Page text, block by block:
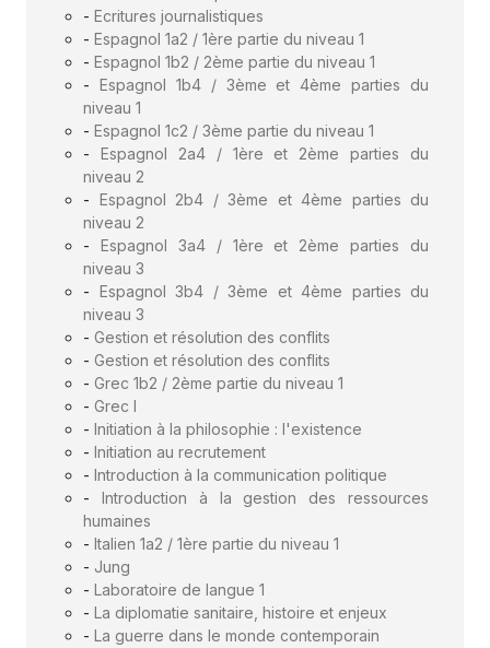
- Ecritures journalistiques
- Espagnol 1a2 / 1ère partie du niveau 1
- Espagnol 1b2 / 2ème partie du niveau 1
- Espagnol 1b4 / 3ème et 4ème parties du
niveau 1
- Espagnol 1c2 / 3ème partie du niveau 1
- Espagnol 2a4 / 1ère et 2ème parties du
niveau 2
- Espagnol 2b4 / 3ème et 4ème parties du
niveau 2
- Espagnol 3a4 / 1ère et 2ème parties du
niveau 3
- Espagnol 3b4 / 3ème et 4ème parties du
niveau 3
- Gestion et résolution des conflits
- Gestion et résolution des conflits
- Grec 1b2 / 2ème partie du niveau 1
- Grec I
- Initiation à la philosophie : l'existence
- Initiation au recrutement
- Introduction à la communication politique
- Introduction à la gestion des ressources
humaines
- Italien 1a2 / 1ère partie du niveau 1
- Jung
- Laboratoire de langue 1
- La diplomatie sanitaire, histoire et enjeux
- La guerre dans le monde contemporain